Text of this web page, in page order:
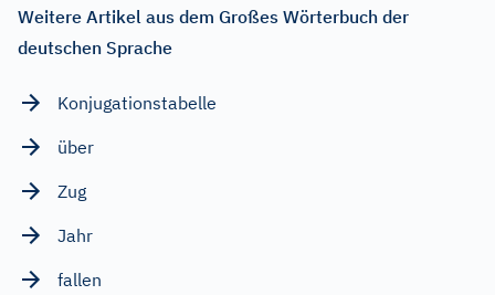
Weitere Artikel aus dem Großes Wörterbuch der
deutschen Sprache
Konjugationstabelle
über
Zug
Jahr
fallen